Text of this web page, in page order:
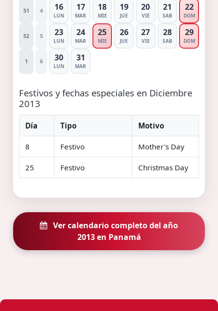
51 4 16
LUN
17
MAR
18
MIE
19
JUE
20
VIE
21
SAB
22
DOM
52 5 23
LUN
24
MAR
25
MIE
26
JUE
27
VIE
28
SAB
29
DOM
1 6 30
LUN
31
MAR
Festivos y fechas especiales en Diciembre
2013
Día Tipo Motivo
8 Festivo Mother's Day
25 Festivo Christmas Day
Ver calendario completo del año
2013 en Panamá